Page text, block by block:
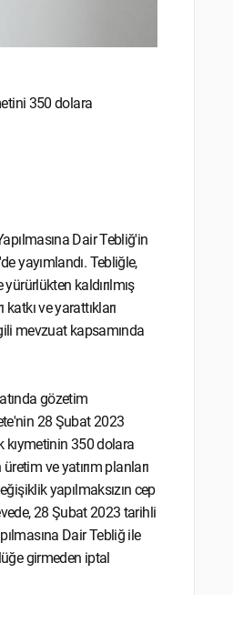
350 dolara
Dair Tebliğ'in
yayımlandı. Tebliğle,
kaldırılmış
ve yarattıkları
mevzuat kapsamında
gözetim
28 Şubat 2023
kıymetinin 350 dolara
ve yatırım planları
yapılmaksızın cep
28 Şubat 2023 tarihli
Dair Tebliğ ile
girmeden iptal